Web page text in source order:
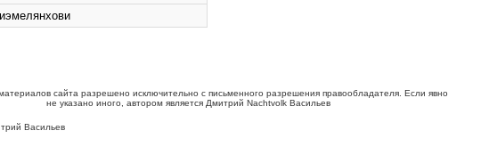
сайта разрешено исключительно с письменного разрешения правообладателя. Если явно
не указано иного, автором является Дмитрий Nachtvolk Васильев
Васильев